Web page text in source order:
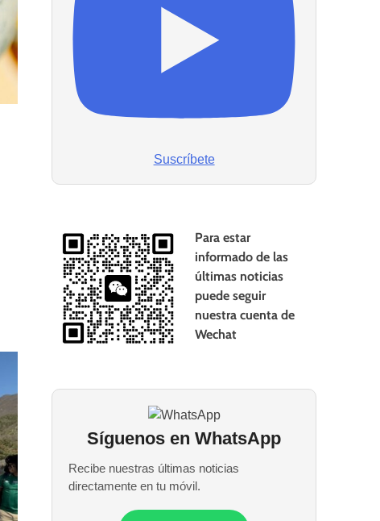
Suscríbete
Para estar
informado de las
últimas noticias
puede seguir
nuestra cuenta de
Wechat
Síguenos en WhatsApp
Recibe nuestras últimas noticias
directamente en tu móvil.